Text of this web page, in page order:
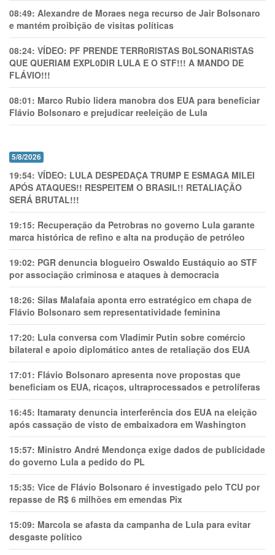
08:49: Alexandre de Moraes nega recurso de Jair Bolsonaro
e mantém proibição de visitas políticas
08:24: VÍDEO: PF PRENDE TERR0RlSTAS B0LSONARlSTAS
QUE QUERIAM EXPL0DlR LULA E O STF!!! A MANDO DE
FLÁVIO!!!
08:01: Marco Rubio lidera manobra dos EUA para beneficiar
Flávio Bolsonaro e prejudicar reeleição de Lula
5/8/2026
19:54: VÍDEO: LULA DESPEDAÇA TRUMP E ESMAGA MILEI
APÓS ATAQUES!! RESPEITEM O BRASIL!! RETALIAÇÃO
SERÁ BRUTAL!!!
19:15: Recuperação da Petrobras no governo Lula garante
marca histórica de refino e alta na produção de petróleo
19:02: PGR denuncia blogueiro Oswaldo Eustáquio ao STF
por associação criminosa e ataques à democracia
18:26: Silas Malafaia aponta erro estratégico em chapa de
Flávio Bolsonaro sem representatividade feminina
17:20: Lula conversa com Vladimir Putin sobre comércio
bilateral e apoio diplomático antes de retaliação dos EUA
17:01: Flávio Bolsonaro apresenta nove propostas que
beneficiam os EUA, ricaços, ultraprocessados e petrolíferas
16:45: Itamaraty denuncia interferência dos EUA na eleição
após cassação de visto de embaixadora em Washington
15:57: Ministro André Mendonça exige dados de publicidade
do governo Lula a pedido do PL
15:35: Vice de Flávio Bolsonaro é investigado pelo TCU por
repasse de R$ 6 milhões em emendas Pix
15:09: Marcola se afasta da campanha de Lula para evitar
desgaste político